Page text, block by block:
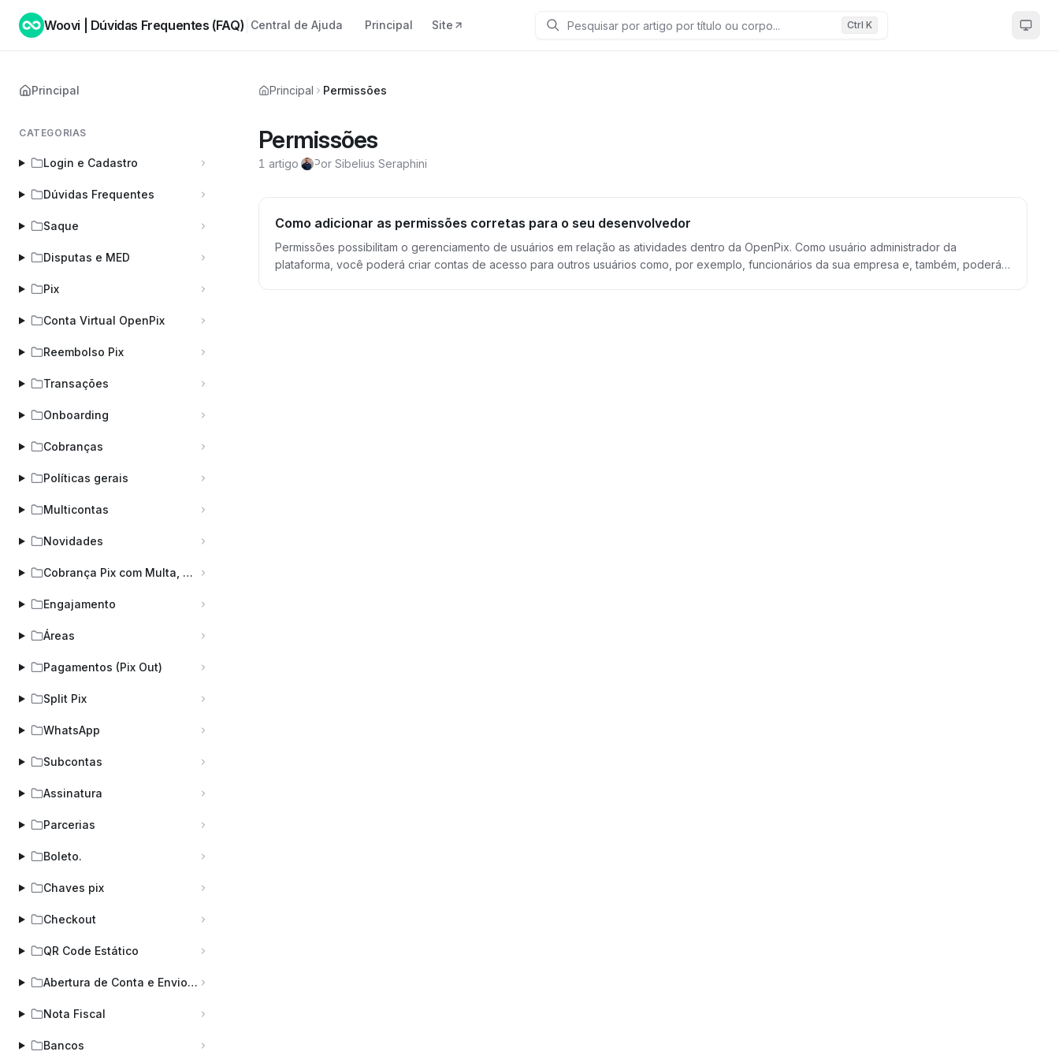
Woovi | Dúvidas Frequentes (FAQ) Central de Ajuda Principal Site Ctrl K
Principal
CATEGORIAS
Login e Cadastro
Dúvidas Frequentes
Saque
Disputas e MED
Pix
Conta Virtual OpenPix
Reembolso Pix
Transações
Onboarding
Cobranças
Políticas gerais
Multicontas
Novidades
Cobrança Pix com Multa, Juros e Desconto (COBV)
Engajamento
Áreas
Pagamentos (Pix Out)
Split Pix
WhatsApp
Subcontas
Assinatura
Parcerias
Boleto.
Chaves pix
Checkout
QR Code Estático
Abertura de Conta e Envio de Documentos: Prazos, Regras e Checklist
Nota Fiscal
Bancos
Principal Permissões
Permissões
1 artigo Por Sibelius Seraphini
Como adicionar as permissões corretas para o seu desenvolvedor
Permissões possibilitam o gerenciamento de usuários em relação as atividades dentro da OpenPix. Como usuário administrador da
plataforma, você poderá criar contas de acesso para outros usuários como, por exemplo, funcionários da sua empresa e, também, poderá